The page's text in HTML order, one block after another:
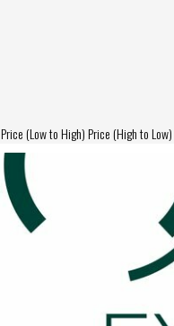
Price (Low to High)Price (High to Low)